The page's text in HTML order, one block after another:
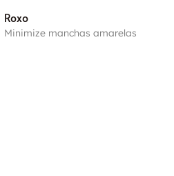
Roxo
Minimize manchas amarelas